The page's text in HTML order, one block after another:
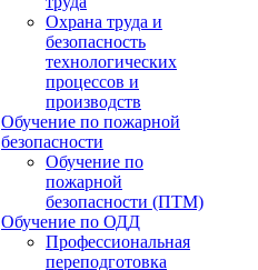
Охрана труда и
безопасность
технологических
процессов и
производств
Обучение по пожарной
безопасности
Обучение по
пожарной
безопасности (ПТМ)
Обучение по ОДД
Профессиональная
переподготовка